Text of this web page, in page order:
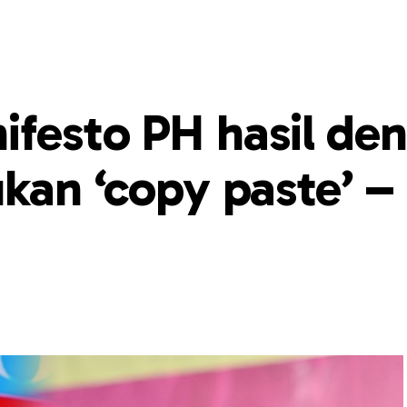
PH hasil
‘copy paste’ –